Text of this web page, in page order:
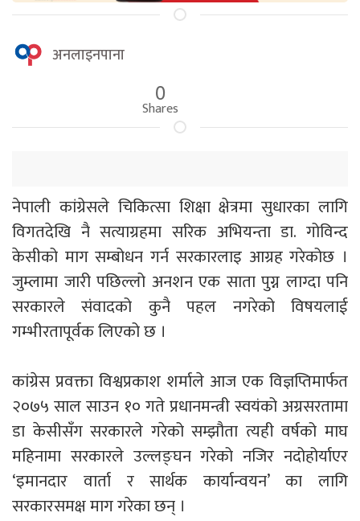
अनलाइनपाना
0
Shares
नेपाली कांग्रेसले चिकित्सा शिक्षा क्षेत्रमा सुधारका लागि
विगतदेखि नै सत्याग्रहमा सरिक अभियन्ता डा. गोविन्द
केसीको माग सम्बोधन गर्न सरकारलाइ आग्रह गरेकोछ ।
जुम्लामा जारी पछिल्लो अनशन एक साता पुग्न लाग्दा पनि
सरकारले संवादको कुनै पहल नगरेको विषयलाई
गम्भीरतापूर्वक लिएको छ ।
कांग्रेस प्रवक्ता विश्वप्रकाश शर्माले आज एक विज्ञप्तिमार्फत
२०७५ साल साउन १० गते प्रधानमन्त्री स्वयंको अग्रसरतामा
डा केसीसँग सरकारले गरेको सम्झौता त्यही वर्षको माघ
महिनामा सरकारले उल्लङ्घन गरेको नजिर नदोहोर्याएर
‘इमानदार वार्ता र सार्थक कार्यान्वयन’ का लागि
सरकारसमक्ष माग गरेका छन् ।